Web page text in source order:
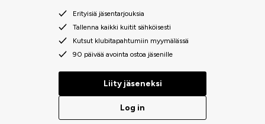
Erityisiä jäsentarjouksia
Tallenna kaikki kuitit sähköisesti
Kutsut klubitapahtumiin myymälässä
90 päivää avointa ostoa jäsenille
Liity jäseneksi
Log in